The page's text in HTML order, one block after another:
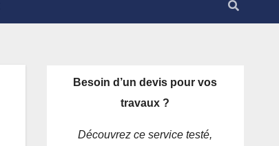
Besoin d’un devis pour vos
travaux ?
Découvrez ce service testé,